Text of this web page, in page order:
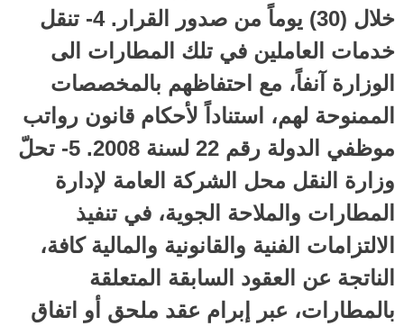
خلال (30) يوماً من صدور القرار. 4- تنقل
خدمات العاملين في تلك المطارات الى
الوزارة آنفاً، مع احتفاظهم بالمخصصات
الممنوحة لهم، استناداً لأحكام قانون رواتب
موظفي الدولة رقم 22 لسنة 2008. 5- تحلّ
وزارة النقل محل الشركة العامة لإدارة
المطارات والملاحة الجوية، في تنفيذ
الالتزامات الفنية والقانونية والمالية كافة،
الناتجة عن العقود السابقة المتعلقة
بالمطارات، عبر إبرام عقد ملحق أو اتفاق